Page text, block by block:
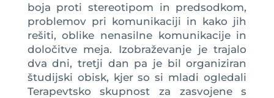
boja proti stereotipom in predsodkom,
problemov pri komunikaciji in kako jih
rešiti, oblike nenasilne komunikacije in
določitve meja. Izobraževanje je trajalo
dva dni, tretji dan pa je bil organiziran
študijski obisk, kjer so si mladi ogledali
Terapevtsko skupnost za zasvojene s